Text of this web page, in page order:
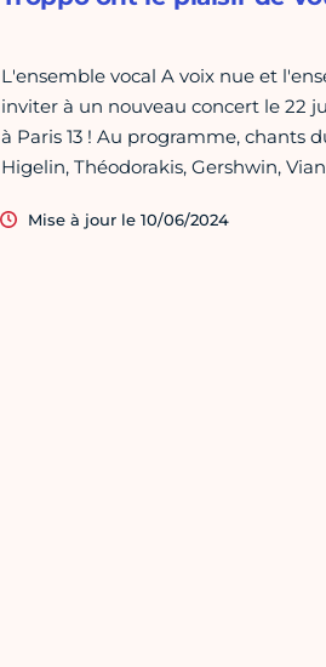
L'ensemble vocal A voix nue et
inviter à un nouveau concert le 22
à Paris 13 ! Au programme, chants
Higelin, Théodorakis, Gershwin,
Mise à jour le 10/06/2024